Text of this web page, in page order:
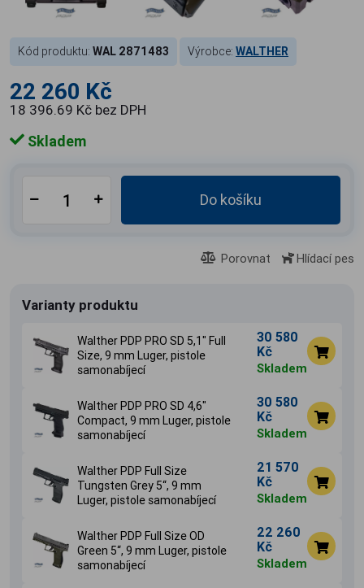
Kód produktu: WAL 2871483 Výrobce: WALTHER
22 260 Kč
18 396.69 Kč bez DPH
Skladem
Do košíku
Porovnat Hlídací pes
Varianty produktu
Walther PDP PRO SD 5,1" Full
Size, 9 mm Luger, pistole
samonabíjecí
30 580
Kč
Skladem
Walther PDP PRO SD 4,6"
Compact, 9 mm Luger, pistole
samonabíjecí
30 580
Kč
Skladem
Walther PDP Full Size
Tungsten Grey 5‘‘, 9 mm
Luger, pistole samonabíjecí
21 570
Kč
Skladem
Walther PDP Full Size OD
Green 5‘‘, 9 mm Luger, pistole
samonabíjecí
22 260
Kč
Skladem